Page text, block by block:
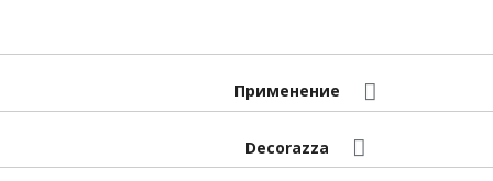
Применение
Decorazza